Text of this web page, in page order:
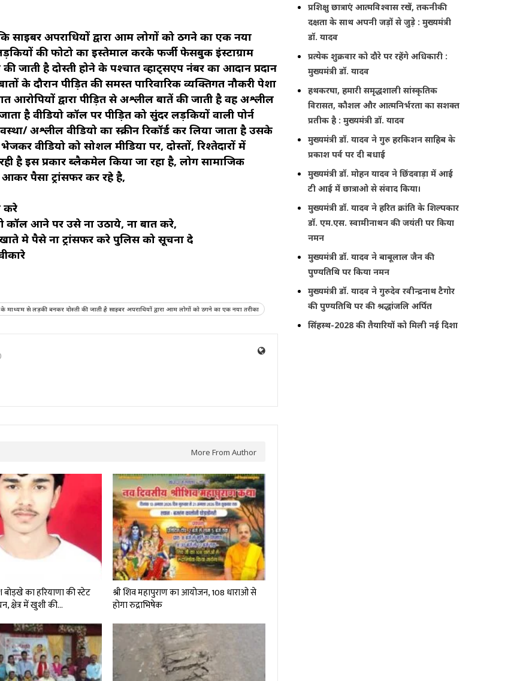
साइबर अपराधियों द्वारा आम लोगों को ठगने का एक नया
की फोटो का इस्तेमाल करके फर्जी फेसबुक इंस्टाग्राम
जाती है दोस्ती होने के पश्चात व्हाट्सएप नंबर का आदान प्रदान
के दौरान पीड़ित की समस्त पारिवारिक व्यक्तिगत नौकरी पेशा
आरोपियों द्वारा पीड़ित से अश्लील बातें की जाती है वह अश्लील
है वीडियो कॉल पर पीड़ित को सुंदर लड़कियों वाली पोर्न
अश्लील वीडियो का स्क्रीन रिकॉर्ड कर लिया जाता है उसके
वीडियो को सोशल मीडिया पर, दोस्तों, रिश्तेदारों में
है इस प्रकार ब्लैकमेल किया जा रहा है, लोग सामाजिक
पैसा ट्रांसफर कर रहे है,
करे
कॉल आने पर उसे ना उठाये, ना बात करे,
मे पैसे ना ट्रांसफर करे पुलिस को सूचना दे
माध्यम से लड़की बनकर दोस्ती की जाती है साइबर अपराधियों द्वारा आम लोगों को ठगने का एक नया तरीका
More From Author
का हरियाणा की स्टेट
क्षेत्र में खुशी की…
श्री शिव महापुराण का आयोजन, 108 धाराओ से
होगा रुद्राभिषेक
प्रशिक्षु छात्राएं आत्मविश्वास रखें, तकनीकी
दक्षता के साथ अपनी जड़ों से जुड़े : मुख्यमंत्री
डॉ. यादव
प्रत्येक शुक्रवार को दौरे पर रहेंगे अधिकारी :
मुख्यमंत्री डॉ. यादव
हथकरघा, हमारी समृद्धशाली सांस्कृतिक
विरासत, कौशल और आत्मनिर्भरता का सशक्त
प्रतीक है : मुख्यमंत्री डॉ. यादव
मुख्यमंत्री डॉ. यादव ने गुरु हरकिशन साहिब के
प्रकाश पर्व पर दी बधाई
मुख्यमंत्री डॉ. मोहन यादव ने छिंदवाड़ा में आई
टी आई में छात्राओ से संवाद किया।
मुख्यमंत्री डॉ. यादव ने हरित क्रांति के शिल्पकार
डॉ. एम.एस. स्वामीनाथन की जयंती पर किया
नमन
मुख्यमंत्री डॉ. यादव ने बाबूलाल जैन की
पुण्यतिथि पर किया नमन
मुख्यमंत्री डॉ. यादव ने गुरुदेव रवीन्द्रनाथ टैगोर
की पुण्यतिथि पर की श्रद्धांजलि अर्पित
सिंहस्थ-2028 की तैयारियों को मिली नई दिशा